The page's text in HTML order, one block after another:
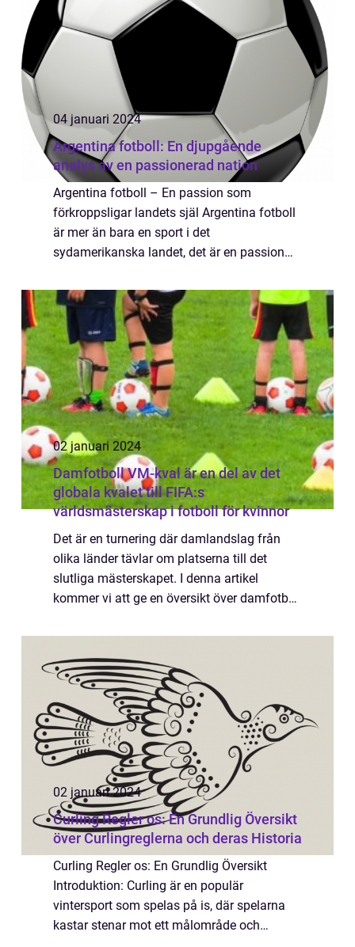
04 januari 2024
Argentina fotboll: En djupgående
analys av en passionerad nation
Argentina fotboll – En passion som
förkroppsligar landets själ Argentina fotboll
är mer än bara en sport i det
sydamerikanska landet, det är en passion
argentinare är fotboll mer än bara ett spel
&#...
02 januari 2024
Damfotboll VM-kval är en del av det
globala kvalet till FIFA:s
världsmästerskap i fotboll för kvinnor
Det är en turnering där damlandslag från
olika länder tävlar om platserna till det
slutliga mästerskapet. I denna artikel
kommer vi att ge en översikt över damfotboll
turneringar, dess popularitet och betydel...
02 januari 2024
Curling Regler os: En Grundlig Översikt
över Curlingreglerna och deras Historia
Curling Regler os: En Grundlig Översikt
Introduktion: Curling är en populär
vintersport som spelas på is, där spelarna
kastar stenar mot ett målområde och